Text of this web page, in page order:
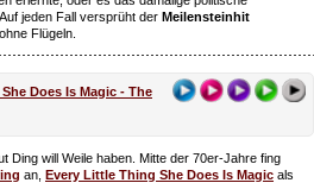
jeden Fall versprüht der Meilensteinhit
Flügeln.
Does Is Magic - The
Ding will Weile haben. Mitte der 70er-Jahre fing
an, Every Little Thing She Does Is Magic als